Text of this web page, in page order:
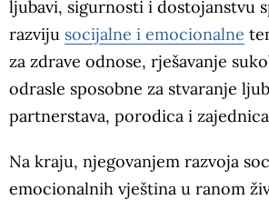
ljubavi, sigurnosti i dostojanstvu
razviju socijalne i emocionalne
za zdrave odnose, rješavanje
odrasle sposobne za stvaranje
partnerstava, porodica i
Na kraju, njegovanjem razvoja
emocionalnih vještina u ranom